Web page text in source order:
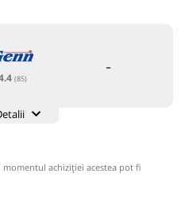
(85)
-
Pagină operator
achiziției acestea pot fi